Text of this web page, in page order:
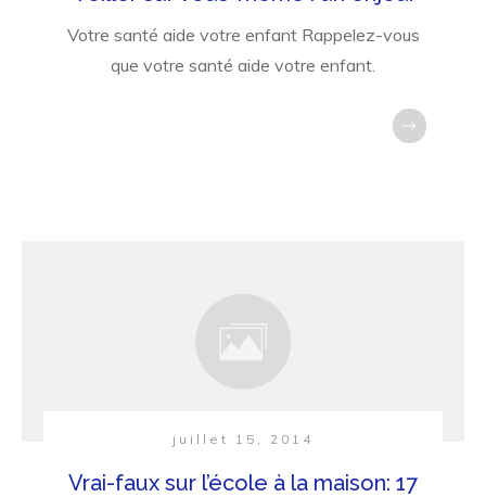
Votre santé aide votre enfant Rappelez-vous
que votre santé aide votre enfant.
juillet 15, 2014
Vrai-faux sur l’école à la maison: 17